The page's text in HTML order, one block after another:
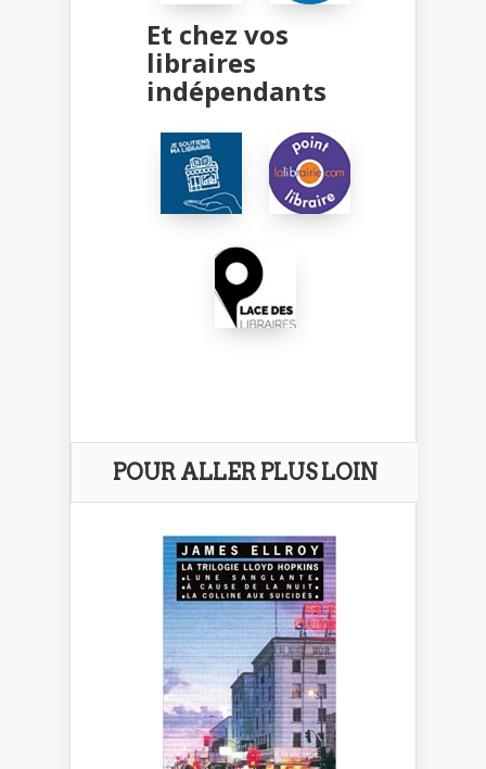
Et chez vos
libraires
indépendants
POUR ALLER PLUS LOIN